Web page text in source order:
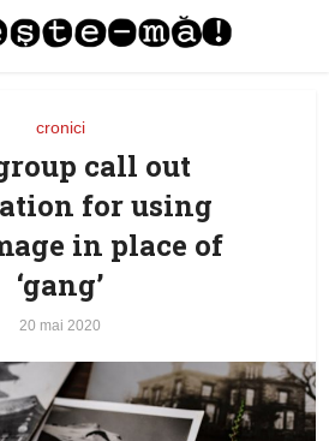
cronici
call out
for using
in place of
‘gang’
20 mai 2020